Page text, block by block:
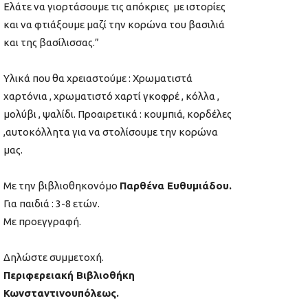
Ελάτε να γιορτάσουμε τις απόκριες με ιστορίες
και να φτιάξουμε μαζί την κορώνα του βασιλιά
και της βασίλισσας.”
Υλικά που θα χρειαστούμε : Χρωματιστά
χαρτόνια , χρωματιστό χαρτί γκοφρέ , κόλλα ,
μολύβι , ψαλίδι. Προαιρετικά : κουμπιά, κορδέλες
,αυτοκόλλητα για να στολίσουμε την κορώνα
μας.
Με την βιβλιοθηκονόμο Παρθένα Ευθυμιάδου.
Για παιδιά : 3-8 ετών.
Με προεγγραφή.
Δηλώστε συμμετοχή.
Περιφερειακή Βιβλιοθήκη
Κωνσταντινουπόλεως.